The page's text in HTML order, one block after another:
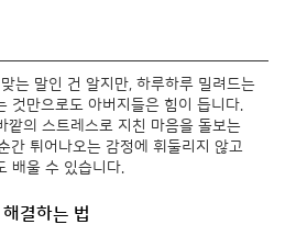
는 말인 건 알지만, 하루하루 밀려드는
것만으로도 아버지들은 힘이 듭니다.
깥의 스트레스로 지친 마음을 돌보는
간 튀어나오는 감정에 휘둘리지 않고
배울 수 있습니다.
결하는 법